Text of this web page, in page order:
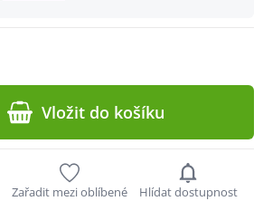
Vložit do košíku
Zařadit mezi oblíbené Hlídat dostupnost